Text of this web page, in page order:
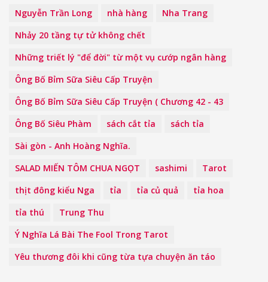
Nguyễn Trần Long
nhà hàng
Nha Trang
Nhảy 20 tầng tự tử không chết
Những triết lý "để đời" từ một vụ cướp ngân hàng
Ông Bố Bỉm Sữa Siêu Cấp Truyện
Ông Bố Bỉm Sữa Siêu Cấp Truyện ( Chương 42 - 43
Ông Bố Siêu Phàm
sách cắt tỉa
sách tỉa
Sài gòn - Anh Hoàng Nghĩa.
SALAD MIẾN TÔM CHUA NGỌT
sashimi
Tarot
thịt đông kiểu Nga
tỉa tỉa củ quả
tỉa hoa
tỉa thú
Trung Thu
Ý Nghĩa Lá Bài The Fool Trong Tarot
Yêu thương đôi khi cũng từa tựa chuyện ăn táo